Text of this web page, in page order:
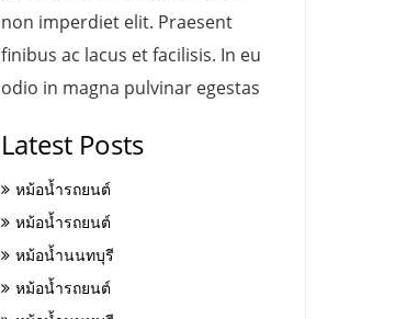
non imperdiet elit. Praesent
finibus ac lacus et facilisis. In eu
odio in magna pulvinar egestas
Latest Posts
หม้อน้ำรถยนต์
หม้อน้ำรถยนต์
หม้อน้ำนนทบุรี
หม้อน้ำรถยนต์